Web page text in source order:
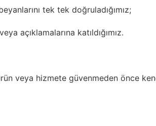
tek tek doğruladığımız;
açıklamalarına katıldığımız.
veya hizmete güvenmeden önce